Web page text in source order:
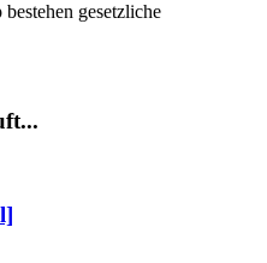
gesetzliche